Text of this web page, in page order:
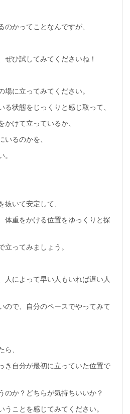
かってことなんですが、
ぜひ試してみてくださいね！
に立ってみてください。
状態をじっくりと感じ取って、
けて立っているか、
るのかを、
いて安定して、
体重をかける位置をゆっくりと探
ってみましょう。
人によって早い人もいれば遅い人
ので、自分のペースでやってみて
、
き自分が最初に立っていた位置で
のか？どちらが気持ちいいか？
ことを感じてみてください。